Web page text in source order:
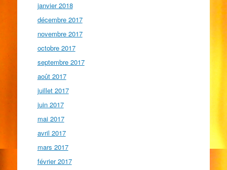
janvier 2018
décembre 2017
novembre 2017
octobre 2017
septembre 2017
août 2017
juillet 2017
juin 2017
mai 2017
avril 2017
mars 2017
février 2017